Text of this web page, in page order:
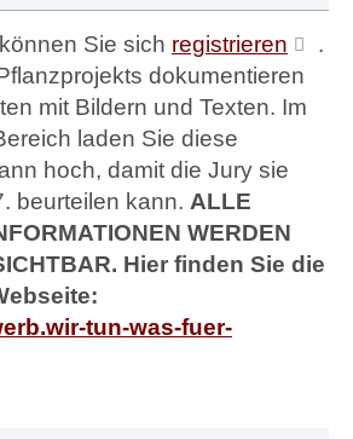
Sie sich registrieren
.
dokumentieren
mit Bildern und Texten. Im
laden Sie diese
hoch, damit die Jury sie
beurteilen kann. ALLE
WERDEN
Hier finden Sie die
tun-was-fuer-